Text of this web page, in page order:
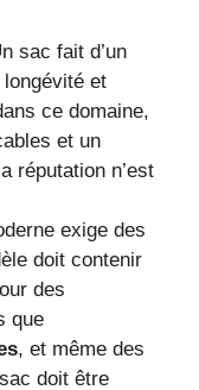
sac fait d’un
et
ce domaine,
et un
réputation n’est
exige des
doit contenir
des
que
, et même des
doit être